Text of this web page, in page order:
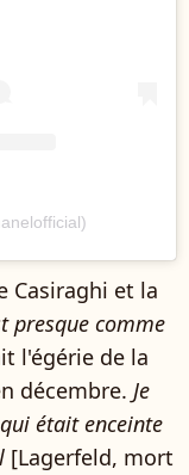
Casiraghi et la
presque comme
l'égérie de la
décembre. Je
était enceinte
[Lagerfeld, mort